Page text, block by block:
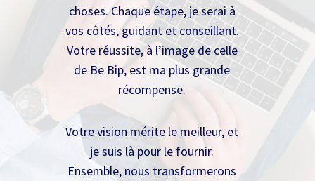
choses. Chaque étape, je serai à
vos côtés, guidant et conseillant.
Votre réussite, à l’image de celle
de Be Bip, est ma plus grande
récompense.
Votre vision mérite le meilleur, et
je suis là pour le fournir.
Ensemble, nous transformerons